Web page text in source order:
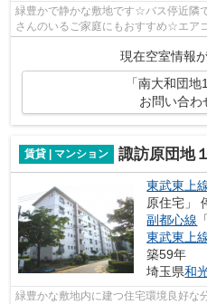
緑豊かで静かな敷地です☆バス停近隣
さんのいるご家庭にもおすすめ☆エア
す。モニター付きインターホン新設予
現在空室情報
「南大和団
お問い合わ
賃貸 | マンション 諏訪原団地１街区８号棟
東武東上
原住宅」
副都心線
東武東上
築59年
埼玉県和
緑豊かな敷地内に建つ住宅環境良好